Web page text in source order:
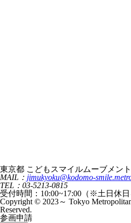
東京都 こどもスマイルムーブメン
MAIL： jimukyoku@kodomo-
TEL：03-5213-0815
受付時間：10:00~17:00（※土日休日
Copyright © 2023～ Tokyo
Reserved.
参画申請